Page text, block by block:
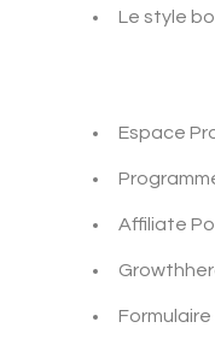
Le style
Espace
Affiliate